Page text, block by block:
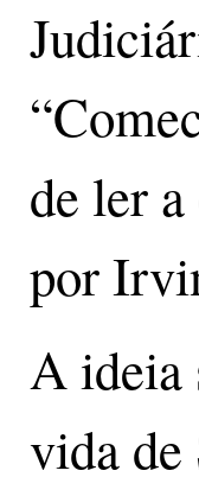
de ler
por
A ideia
vida